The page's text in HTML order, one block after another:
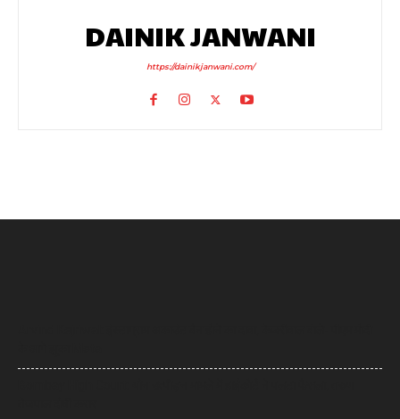
DAINIK JANWANI
https://dainikjanwani.com/